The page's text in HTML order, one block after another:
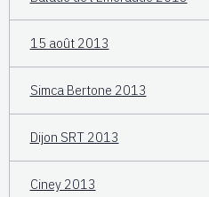
15 août 2013
Simca Bertone 2013
Dijon SRT 2013
Ciney 2013